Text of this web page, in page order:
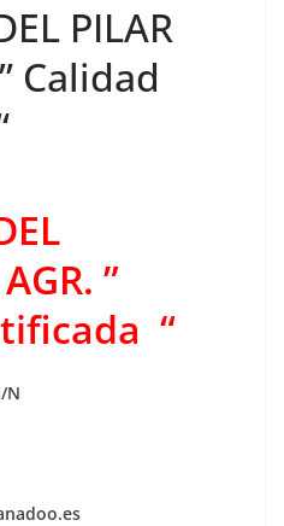
PILAR
Calidad
”
“
N